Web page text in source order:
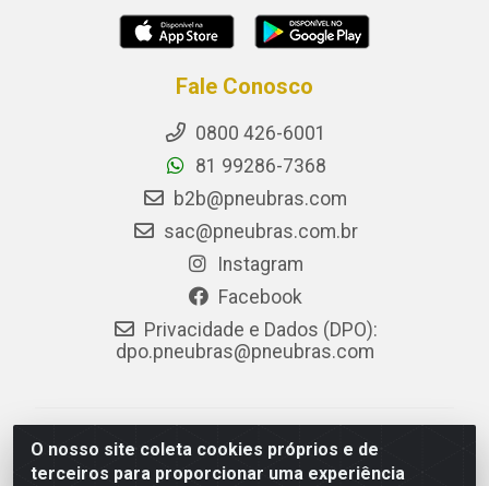
O nosso site coleta cookies próprios e de
terceiros para proporcionar uma experiência
Fale Conosco
0800 426-6001
81 99286-7368
b2b@pneubras.com
sac@pneubras.com.br
Instagram
Facebook
Privacidade e Dados (DPO):
dpo.pneubras@pneubras.com
PneuBras - Rodovia BR-101, KM 82 - Prazeres,
Jaboatão dos Guararapes/PE - CEP 54.335-000 - CNPJ